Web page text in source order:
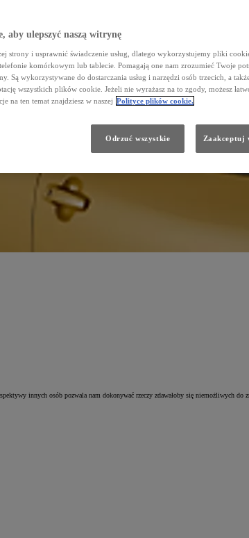
naszych Klientów i partnerów biznesowych, lecz również stosunek do
innych osób pozwala nam dokonywać rzeczy zdawałoby się niemożliwych do
aby ulepszyć naszą witrynę
strony i usprawnić świadczenie usług, dlatego wykorzystujemy pliki
komórkowym lub tablecie. Pomagają one nam zrozumieć Twoje
Są wykorzystywane do dostarczania usług i narzędzi osób trzecich, a
wszystkich plików cookie. Jeżeli nie wyrażasz na to zgody, możesz
na ten temat znajdziesz w naszej Polityce plików cookie.
Odrzuć wszystkie Zaakceptuj